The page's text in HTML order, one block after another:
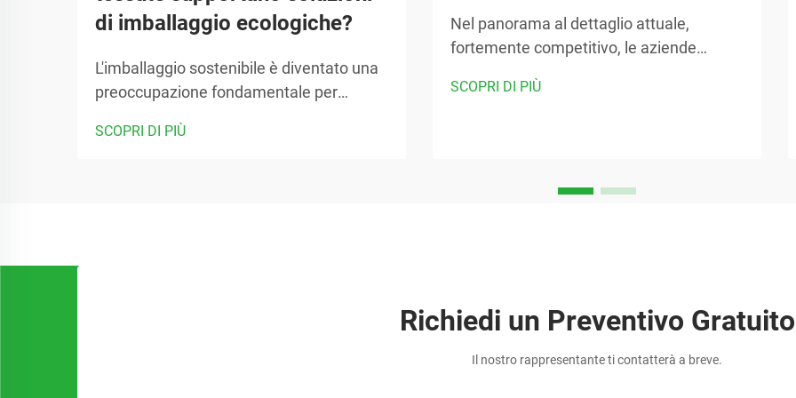
di imballaggio ecologiche?
L'imballaggio sostenibile è diventato una
preoccupazione fondamentale per
man mano che cresce la consapevolezza
SCOPRI DI PIÙ
Nel panorama al dettaglio attuale,
fortemente competitivo, le aziende
per aumentare la visibilità del marchio
marketing più versatili ed efficaci...
SCOPRI DI PIÙ
Richiedi un Preventivo Gratuito
Il nostro rappresentante ti contatterà a breve.